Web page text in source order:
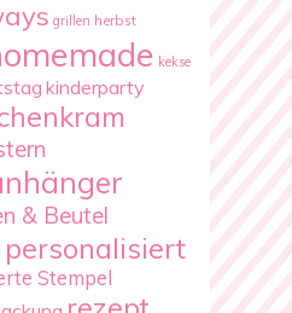
grillen herbst
kekse
kinderparty
& Beutel
personalisiert
Stempel